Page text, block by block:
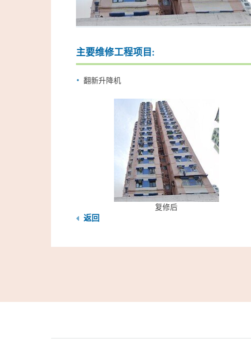
主要维修工程项目:
翻新升降机
复修后
返回